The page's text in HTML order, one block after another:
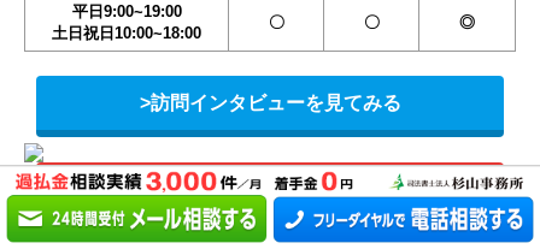
平日9:00~19:00
土日祝日10:00~18:00
〇 〇 ◎
>訪問インタビューを見てみる
>東京ロータス法律事務所に相談してみる